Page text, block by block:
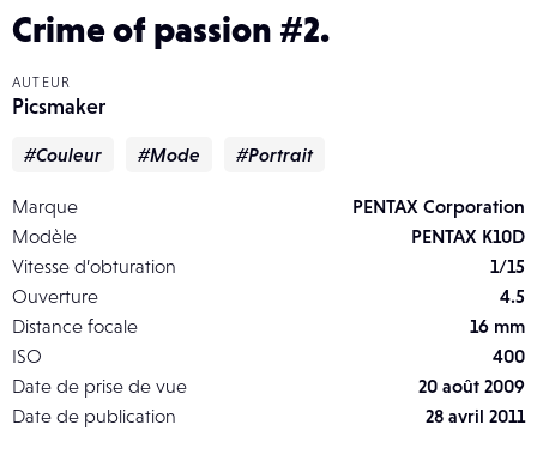
Crime of passion #2.
AUTEUR
Picsmaker
#Couleur #Mode #Portrait
Marque
PENTAX Corporation
Modèle
PENTAX K10D
Vitesse d’obturation
1/15
Ouverture
4.5
Distance focale
16 mm
ISO
400
Date de prise de vue
20 août 2009
Date de publication
28 avril 2011